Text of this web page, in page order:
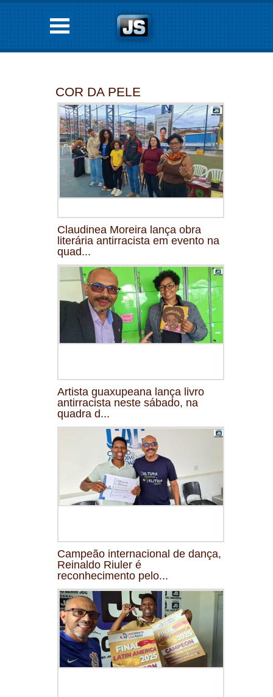
COR DA PELE
Claudinea Moreira lança obra
literária antirracista em evento na
quad...
Artista guaxupeana lança livro
antirracista neste sábado, na
quadra d...
Campeão internacional de dança,
Reinaldo Riuler é
reconhecimento pelo...